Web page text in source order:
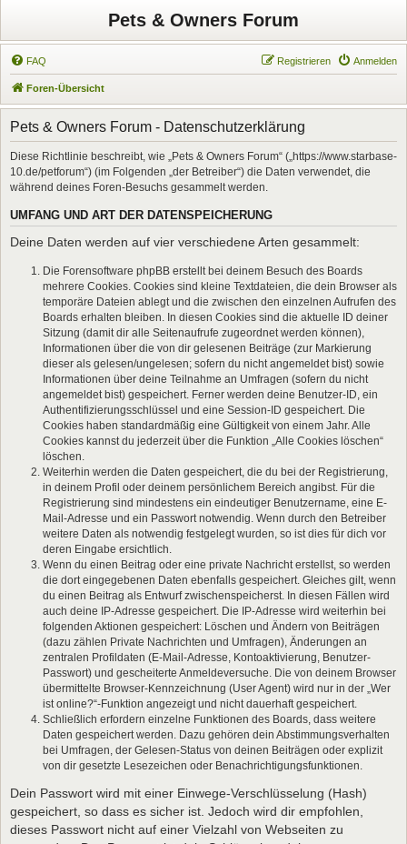
Pets & Owners Forum
FAQ Anmelden
Registrieren
Foren-Übersicht
Pets & Owners Forum - Datenschutzerklärung
Diese Richtlinie beschreibt, wie „Pets & Owners Forum“ („https://www.starbase-
10.de/petforum“) (im Folgenden „der Betreiber“) die Daten verwendet, die
während deines Foren-Besuchs gesammelt werden.
UMFANG UND ART DER DATENSPEICHERUNG
Deine Daten werden auf vier verschiedene Arten gesammelt:
Die Forensoftware phpBB erstellt bei deinem Besuch des Boards
mehrere Cookies. Cookies sind kleine Textdateien, die dein Browser als
temporäre Dateien ablegt und die zwischen den einzelnen Aufrufen des
Boards erhalten bleiben. In diesen Cookies sind die aktuelle ID deiner
Sitzung (damit dir alle Seitenaufrufe zugeordnet werden können),
Informationen über die von dir gelesenen Beiträge (zur Markierung
dieser als gelesen/ungelesen; sofern du nicht angemeldet bist) sowie
Informationen über deine Teilnahme an Umfragen (sofern du nicht
angemeldet bist) gespeichert. Ferner werden deine Benutzer-ID, ein
Authentifizierungsschlüssel und eine Session-ID gespeichert. Die
Cookies haben standardmäßig eine Gültigkeit von einem Jahr. Alle
Cookies kannst du jederzeit über die Funktion „Alle Cookies löschen“
löschen.
Weiterhin werden die Daten gespeichert, die du bei der Registrierung,
in deinem Profil oder deinem persönlichem Bereich angibst. Für die
Registrierung sind mindestens ein eindeutiger Benutzername, eine E-
Mail-Adresse und ein Passwort notwendig. Wenn durch den Betreiber
weitere Daten als notwendig festgelegt wurden, so ist dies für dich vor
deren Eingabe ersichtlich.
Wenn du einen Beitrag oder eine private Nachricht erstellst, so werden
die dort eingegebenen Daten ebenfalls gespeichert. Gleiches gilt, wenn
du einen Beitrag als Entwurf zwischenspeicherst. In diesen Fällen wird
auch deine IP-Adresse gespeichert. Die IP-Adresse wird weiterhin bei
folgenden Aktionen gespeichert: Löschen und Ändern von Beiträgen
(dazu zählen Private Nachrichten und Umfragen), Änderungen an
zentralen Profildaten (E-Mail-Adresse, Kontoaktivierung, Benutzer-
Passwort) und gescheiterte Anmeldeversuche. Die von deinem Browser
übermittelte Browser-Kennzeichnung (User Agent) wird nur in der „Wer
ist online?“-Funktion angezeigt und nicht dauerhaft gespeichert.
Schließlich erfordern einzelne Funktionen des Boards, dass weitere
Daten gespeichert werden. Dazu gehören dein Abstimmungsverhalten
bei Umfragen, der Gelesen-Status von deinen Beiträgen oder explizit
von dir gesetzte Lesezeichen oder Benachrichtigungsfunktionen.
Dein Passwort wird mit einer Einwege-Verschlüsselung (Hash)
gespeichert, so dass es sicher ist. Jedoch wird dir empfohlen,
dieses Passwort nicht auf einer Vielzahl von Webseiten zu